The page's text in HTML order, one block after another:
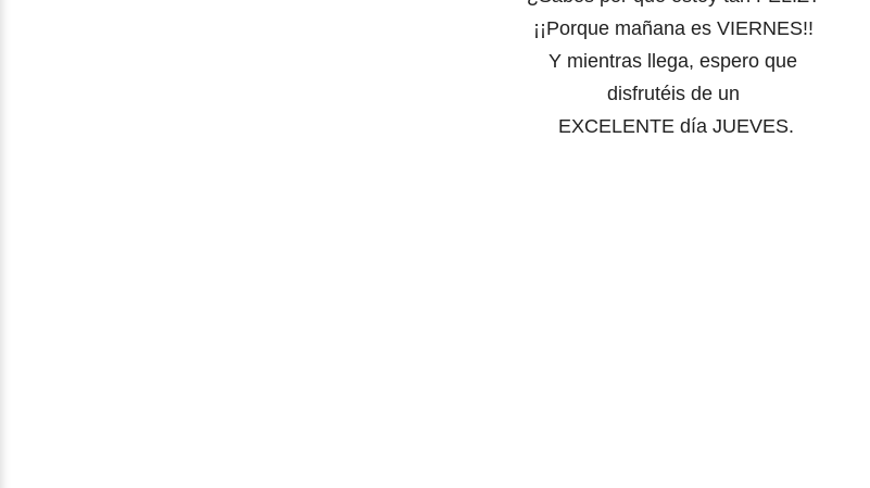
¡¡Porque mañana es VIERNES!!
Y mientras llega, espero que
disfrutéis de un
EXCELENTE día JUEVES.